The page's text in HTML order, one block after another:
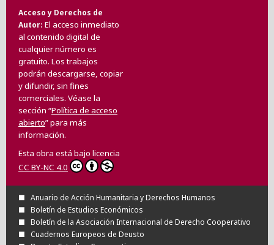
Acceso y Derechos de
Autor El acceso inmediato
al contenido digital de
cualquier número es
gratuito. Los trabajos
podrán descargarse, copiar
y difundir, sin fines
comerciales. Véase la
sección “Política de acceso
abierto” para más
información.
Esta obra está bajo licencia
CC BY-NC 4.0
Anuario de Acción Humanitaria y Derechos Humanos
Boletín de Estudios Económicos
Boletín de la Asociación Internacional de Derecho Cooperativo
Cuadernos Europeos de Deusto